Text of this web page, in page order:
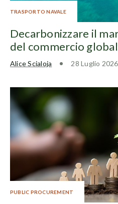
TRASPORTO NAVALE
Decarbonizzare il
del commercio
Alice Scialoja 28 Luglio 2026
PUBLIC PROCUREMENT